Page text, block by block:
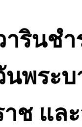
ารินช
นพระ
ช แล